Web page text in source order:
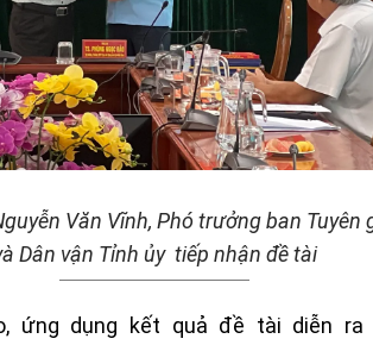
Văn Vĩnh, Phó trưởng ban Tuyên
Dân vận Tỉnh ủy tiếp nhận đề tài
ứng dụng kết quả đề tài diễn ra